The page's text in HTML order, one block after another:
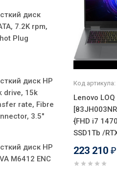
диск
7.2K rpm,
Plug
диск HP
drive, 15k
rate, Fibre
3.5"
диск HP
M6412 ENC
Код артикула:
Lenovo
{FHD i7
SSD1Tb /
223 210 ₽